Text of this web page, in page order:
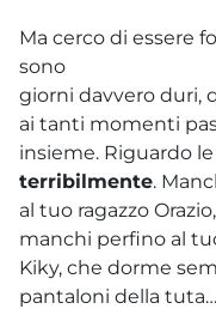
Ma cerco di essere
sono
giorni davvero duri,
ai tanti momenti
insieme. Riguardo
terribilmente.
al tuo ragazzo
manchi perfino al
Kiky, che dorme
pantaloni della tuta…